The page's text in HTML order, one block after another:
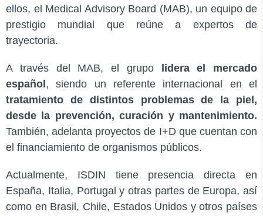
ellos, el Medical Advisory Board (MAB), un equipo de
prestigio mundial que reúne a expertos de
trayectoria.
A través del MAB, el grupo
lidera el mercado
español , siendo un referente internacional en el
tratamiento de distintos problemas de la piel,
desde la prevención, curación y mantenimiento.
También, adelanta proyectos de I+D que cuentan con
el financiamiento de organismos públicos.
Actualmente, ISDIN tiene presencia directa en
España, Italia, Portugal y otras partes de Europa, así
como en Brasil, Chile, Estados Unidos y otros países